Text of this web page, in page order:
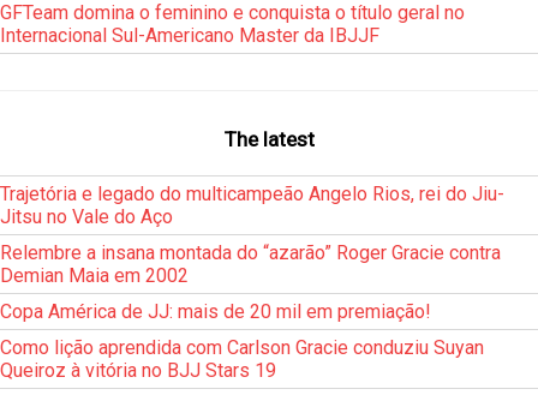
GFTeam domina o feminino e conquista o título geral no
Internacional Sul-Americano Master da IBJJF
The latest
Trajetória e legado do multicampeão Angelo Rios, rei do Jiu-
Jitsu no Vale do Aço
Relembre a insana montada do “azarão” Roger Gracie contra
Demian Maia em 2002
Copa América de JJ: mais de 20 mil em premiação!
Como lição aprendida com Carlson Gracie conduziu Suyan
Queiroz à vitória no BJJ Stars 19